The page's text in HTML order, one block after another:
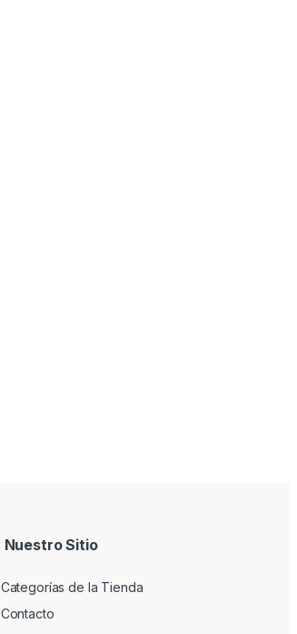
Nuestro Sitio
Categorías de la Tienda
Contacto